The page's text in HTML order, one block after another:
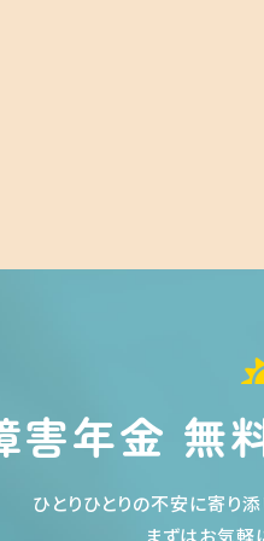
害年金 無
ひとりひとりの不安に寄り
まずはお気軽